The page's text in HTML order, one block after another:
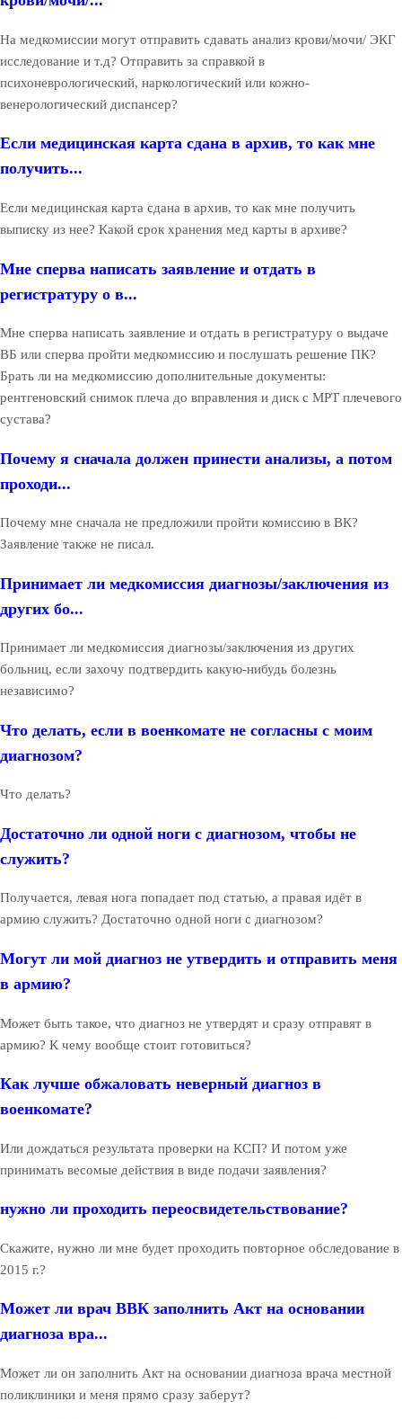
На медкомиссии могут отправить сдавать анализ крови/мочи/ ЭКГ
исследование и т.д? Отправить за справкой в
психоневрологический, наркологический или кожно-
венерологический диспансер?
Если медицинская карта сдана в архив, то как мне
получить...
Если медицинская карта сдана в архив, то как мне получить
выписку из нее? Какой срок хранения мед карты в архиве?
Мне сперва написать заявление и отдать в
регистратуру о в...
Мне сперва написать заявление и отдать в регистратуру о выдаче
ВБ или сперва пройти медкомиссию и послушать решение ПК?
Брать ли на медкомиссию дополнительные документы:
рентгеновский снимок плеча до вправления и диск с МРТ плечевого
сустава?
Почему я сначала должен принести анализы, а потом
проходи...
Почему мне сначала не предложили пройти комиссию в ВК?
Заявление также не писал.
Принимает ли медкомиссия диагнозы/заключения из
других бо...
Принимает ли медкомиссия диагнозы/заключения из других
больниц, если захочу подтвердить какую-нибудь болезнь
независимо?
Что делать, если в военкомате не согласны с моим
диагнозом?
Что делать?
Достаточно ли одной ноги с диагнозом, чтобы не
служить?
Получается, левая нога попадает под статью, а правая идёт в
армию служить? Достаточно одной ноги с диагнозом?
Могут ли мой диагноз не утвердить и отправить меня
в армию?
Может быть такое, что диагноз не утвердят и сразу отправят в
армию? К чему вообще стоит готовиться?
Как лучше обжаловать неверный диагноз в
военкомате?
Или дождаться результата проверки на КСП? И потом уже
принимать весомые действия в виде подачи заявления?
нужно ли проходить переосвидетельствование?
Скажите, нужно ли мне будет проходить повторное обследование в
2015 г.?
Может ли врач ВВК заполнить Акт на основании
диагноза вра...
Может ли он заполнить Акт на основании диагноза врача местной
поликлиники и меня прямо сразу заберут?